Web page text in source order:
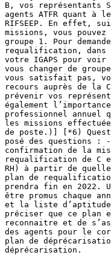
B, vos représentants
agents ATFR quant à
RIFSEEP. En effet,
missions, vous
groupe 1. Pour
requalification, dans
votre IGAPS pour
vous changer de
vous satisfait pas,
recours auprès de la
prévenir vos
également
professionnel annuel
les missions
de poste.)] [*6)
posé des questions
confirmation de la
requalification de C
RH) à partir de quelle
plan de
prendra fin en 2022.
être promus chaque
et la liste
préciser que ce plan
reconnaitre et de
des agents pour le
plan de
déprécarisation.